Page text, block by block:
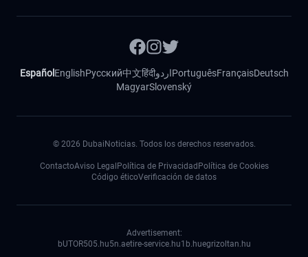
Español EnglishРусский中文हिंदीاردوPortuguêsFrançaisDeutsch
MagyarSlovenský
© 2026 DubaiNoticias. Todos los derechos reservados.
ContactoAviso Legal Política de Privacidad Política de Cookies
Código éticoVerificación de datos
Advertisement:
bUTOR505.hu5n.aetire-service.hu1b.huegrizoltan.hu